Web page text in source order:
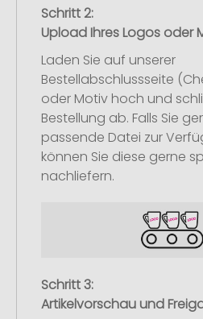
Schritt 2:
Upload Ihres Logos oder
Laden Sie auf unserer
Bestellabschlussseite
oder Motiv hoch und
Bestellung ab. Falls Sie
passende Datei zur
können Sie diese gerne
nachliefern.
Schritt 3:
Artikelvorschau und